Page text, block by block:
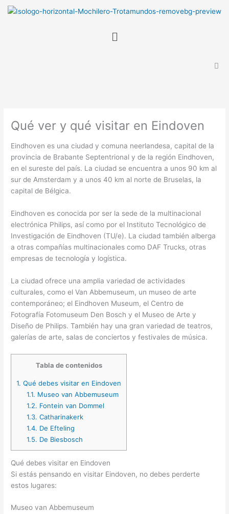
Menú
Qué ver y qué visitar en Eindoven
Eindhoven es una ciudad y comuna neerlandesa, capital de la
provincia de Brabante Septentrional y de la región Eindhoven,
en el sureste del país. La ciudad se encuentra a unos 90 km al
sur de Amsterdam y a unos 40 km al norte de Bruselas, la
capital de Bélgica.
Eindhoven es conocida por ser la sede de la multinacional
electrónica Philips, así como por el Instituto Tecnológico de
Investigación de Eindhoven (TU/e). La ciudad también alberga
a otras compañías multinacionales como DAF Trucks, otras
empresas de tecnología y logística.
La ciudad ofrece una amplia variedad de actividades
culturales, como el Van Abbemuseum, un museo de arte
contemporáneo; el Eindhoven Museum, el Centro de
Fotografía Fotomuseum Den Bosch y el Museo de Arte y
Diseño de Philips. También hay una gran variedad de teatros,
galerías de arte, salas de conciertos y festivales de música.
Tabla de contenidos
1. Qué debes visitar en Eindoven
1.1. Museo van Abbemuseum
1.2. Fontein van Dommel
1.3. Catharinakerk
1.4. De Efteling
1.5. De Biesbosch
Qué debes visitar en Eindoven
Si estás pensando en visitar Eindoven, no debes perderte
estos lugares:
Museo van Abbemuseum
B